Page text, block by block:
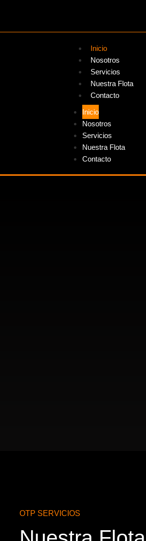
Inicio
Nosotros
Servicios
Nuestra Flota
Contacto
Inicio
Nosotros
Servicios
Nuestra Flota
Contacto
OTP SERVICIOS